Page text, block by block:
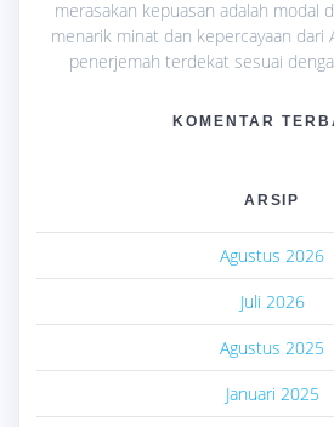
merasakan kepuasan adalah modal
menarik minat dan kepercayaan dari
penerjemah terdekat sesuai
KOMENTAR
ARSIP
Agustus 2026
Juli 2026
Agustus 2025
Januari 2025